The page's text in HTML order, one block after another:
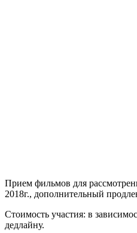
Прием фильмов для
2018г., дополнительный
Стоимость участия: в
дедлайну.